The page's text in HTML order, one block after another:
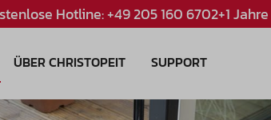
Hotline: +49 205 160 6702+1
ÜBER CHRISTOPEIT SUPPORT